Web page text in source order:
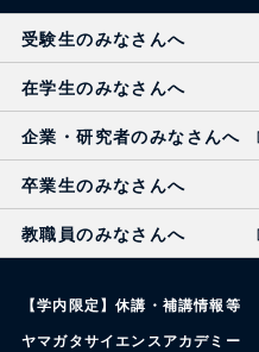
受験生のみなさんへ
在学生のみなさんへ
企業・研究者のみなさんへ
卒業生のみなさんへ
教職員のみなさんへ
【学内限定】休講・補講情報等
ヤマガタサイエンスアカデミー